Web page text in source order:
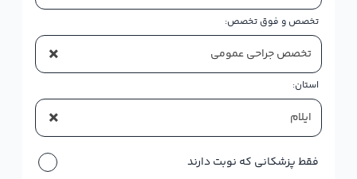
تخصص و فوق تخصص:
× تخصص جراحی عمومی
استان:
× ایلام
فقط پزشکانی که نوبت دارند